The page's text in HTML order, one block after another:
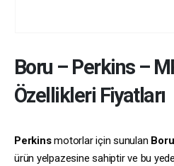
Boru – Perkins–
Özellikleri Fiyatları
Perkinsmotorlar için sunulan Boru
ürün yelpazesine sahiptir ve bu